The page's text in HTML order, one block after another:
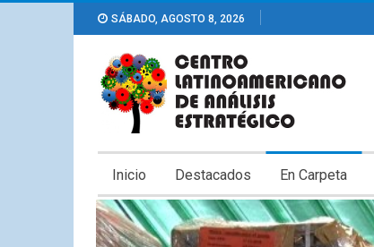
SÁBADO, AGOSTO 8, 2026
Inicio Destacados En Carpeta